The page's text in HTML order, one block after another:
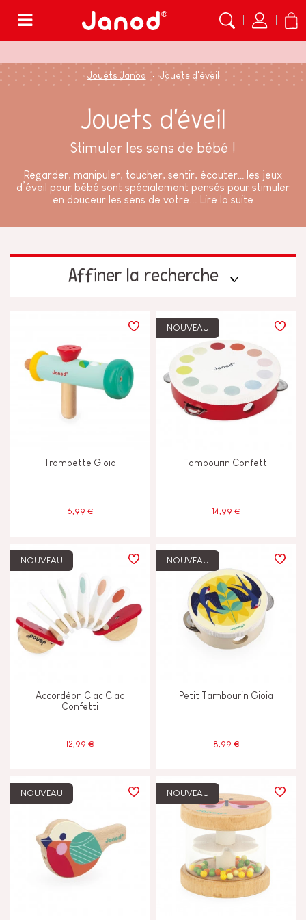
Jouets Janod Jouets d'éveil
Jouets d'éveil
Stimuler les sens de bébé !
Regarder, manipuler, toucher, sentir, écouter… les jeux
d’éveil pour bébé sont spécialement pensés pour stimuler
en douceur les sens de votre...
Lire la suite
Affiner la recherche
TYPES D'APPRENTISSAGE
Construire & concevoir
Découvrir & expérimenter
Echanger & partager
Manipuler & manier
Marcher courir & bouger
Toucher voir & entendre
Cloche ou Grelot
Lumière
Magnétique
Trompette Gioia
6,99 €
NOUVEAU
Tambourin Confetti
14,99 €
NOUVEAU
Accordéon Clac Clac
Confetti
12,99 €
NOUVEAU
Petit Tambourin Gioia
8,99 €
NOUVEAU NOUVEAU